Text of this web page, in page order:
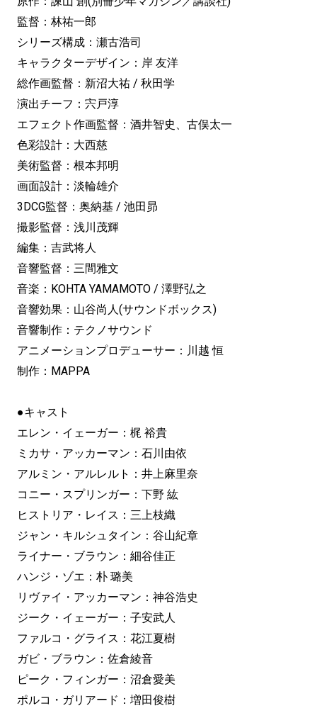
監督：林祐一郎
シリーズ構成：瀬古浩司
キャラクターデザイン：岸 友洋
総作画監督：新沼大祐 / 秋田学
演出チーフ：宍戸淳
エフェクト作画監督：酒井智史、古俣太一
色彩設計：大西慈
美術監督：根本邦明
画面設計：淡輪雄介
3DCG監督：奥納基 / 池田昴
撮影監督：浅川茂輝
編集：吉武将人
音響監督：三間雅文
音楽：KOHTA YAMAMOTO / 澤野弘之
音響効果：山谷尚人(サウンドボックス)
音響制作：テクノサウンド
アニメーションプロデューサー：川越 恒
制作：MAPPA
●キャスト
エレン・イェーガー：梶 裕貴
ミカサ・アッカーマン：石川由依
アルミン・アルレルト：井上麻里奈
コニー・スプリンガー：下野 紘
ヒストリア・レイス：三上枝織
ジャン・キルシュタイン：谷山紀章
ライナー・ブラウン：細谷佳正
ハンジ・ゾエ：朴 璐美
リヴァイ・アッカーマン：神谷浩史
ジーク・イェーガー：子安武人
ファルコ・グライス：花江夏樹
ガビ・ブラウン：佐倉綾音
ピーク・フィンガー：沼倉愛美
ポルコ・ガリアード：増田俊樹